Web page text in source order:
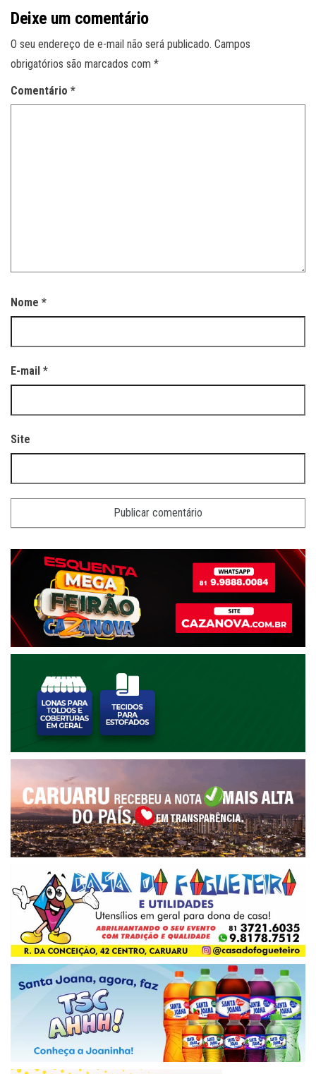
Deixe um comentário
O seu endereço de e-mail não será publicado. Campos
obrigatórios são marcados com *
Comentário *
Nome *
E-mail *
Site